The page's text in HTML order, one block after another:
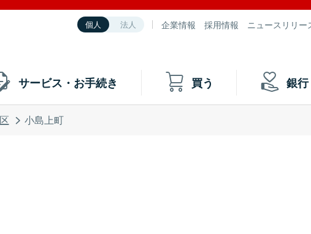
個人 法人 企業情報 採用情報 ニュースリリー
サービス・お手続き 買う 銀
小島上町